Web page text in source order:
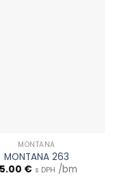
MONTANA
MONTANA 263
€ s DPH /bm